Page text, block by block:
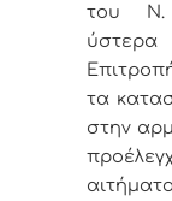
του Ν.
τα
στην